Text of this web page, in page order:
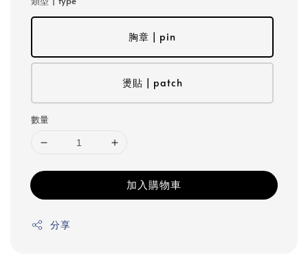
胸章 | pin
燙貼 | patch
數量
加入購物車
分享